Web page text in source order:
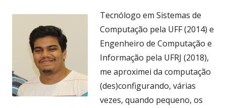
Tecnólogo em Sistemas de
Computação pela UFF (2014) e
Engenheiro de Computação e
Informação pela UFRJ (2018),
me aproximei da computação
(des)configurando, várias
vezes, quando pequeno, os